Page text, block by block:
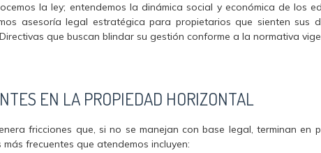
la ley; entendemos la dinámica social y económica de los
asesoría legal estratégica para propietarios que sienten sus
que buscan blindar su gestión conforme a la normativa
EN LA PROPIEDAD HORIZONTAL
fricciones que, si no se manejan con base legal, terminan en
frecuentes que atendemos incluyen: